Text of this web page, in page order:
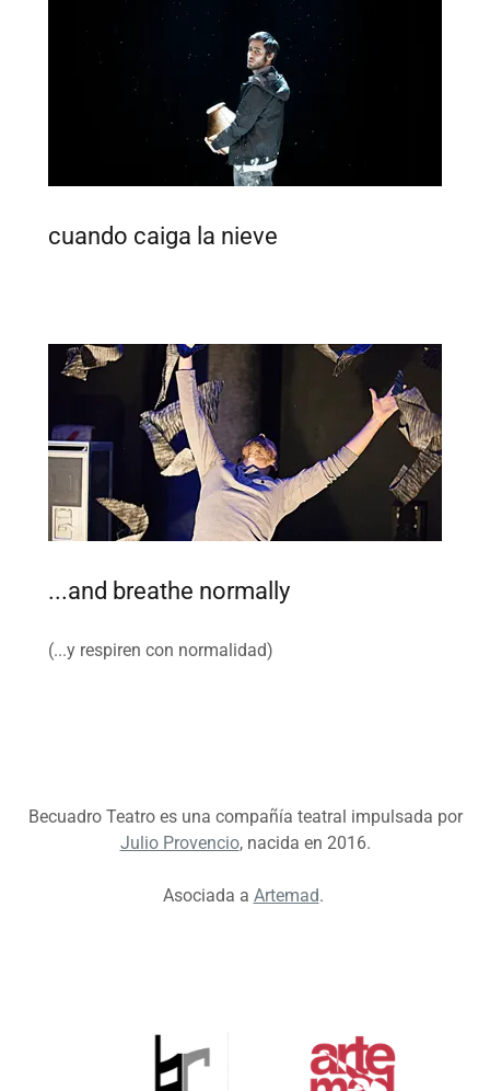
cuando caiga la nieve
...and breathe normally
(...y respiren con normalidad)
Becuadro Teatro es una compañía teatral impulsada por
Julio Provencio, nacida en 2016.
Asociada a Artemad.